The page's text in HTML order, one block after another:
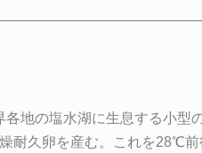
地の塩水湖に生息する小型
耐久卵を産む。これを28℃